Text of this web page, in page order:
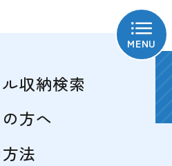
MENU
収納検索
方へ
法
柚木1号